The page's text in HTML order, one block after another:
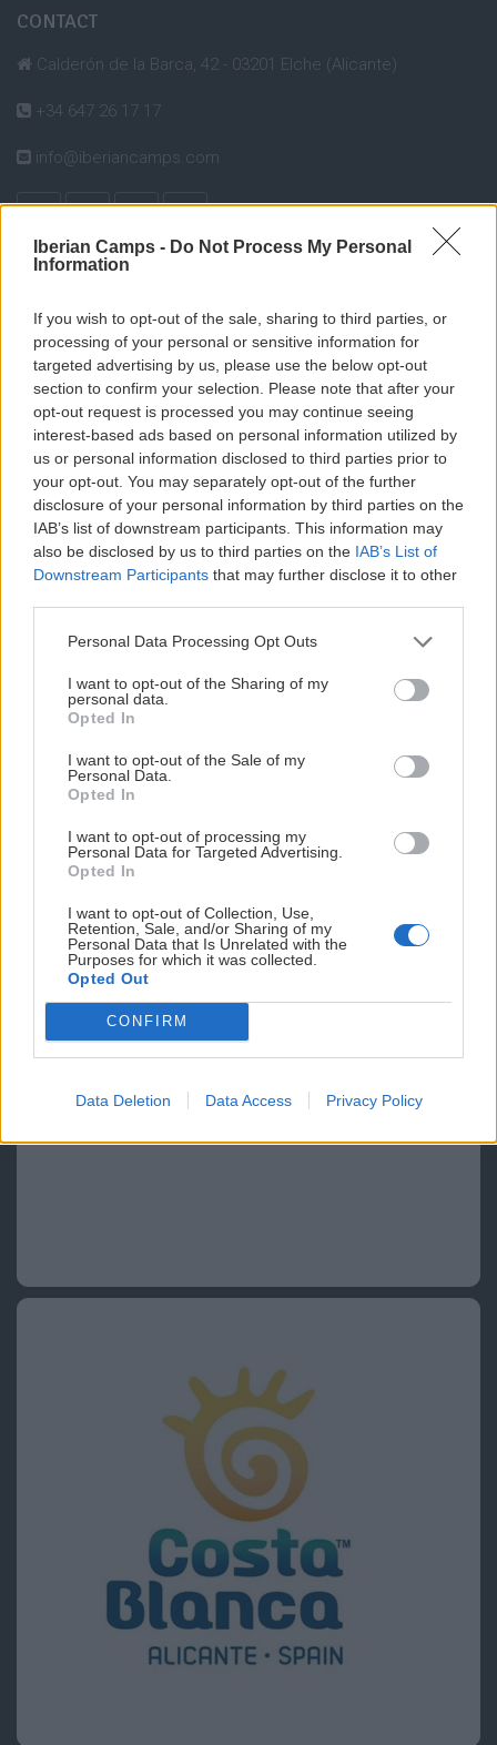
Iberian Camps - Do Not Process My Personal
Information
If you wish to opt-out of the sale, sharing to third parties, or
processing of your personal or sensitive information for
targeted advertising by us, please use the below opt-out
section to confirm your selection. Please note that after your
opt-out request is processed you may continue seeing
interest-based ads based on personal information utilized by
us or personal information disclosed to third parties prior to
your opt-out. You may separately opt-out of the further
disclosure of your personal information by third parties on the
IAB’s list of downstream participants. This information may
also be disclosed by us to third parties on the IAB’s List of
Downstream Participants that may further disclose it to other
Personal Data Processing Opt Outs
I want to opt-out of the Sharing of my
personal data.
Opted In
I want to opt-out of the Sale of my
Personal Data.
Opted In
I want to opt-out of processing my
Personal Data for Targeted Advertising.
Opted In
I want to opt-out of Collection, Use,
Retention, Sale, and/or Sharing of my
Personal Data that Is Unrelated with the
Purposes for which it was collected.
Opted Out
CONFIRM
Data Deletion Data Access Privacy Policy
CONTACT
Calderón de la Barca, 42 - 03201 Elche (Alicante)
+34 647 26 17 17
info@iberiancamps.com